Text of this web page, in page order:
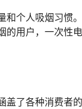
个人吸烟习惯
用户，一次性
了各种消费者